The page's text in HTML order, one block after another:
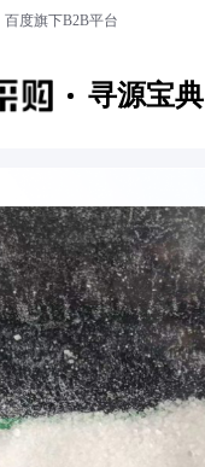
度旗下B2B平台
寻源宝典